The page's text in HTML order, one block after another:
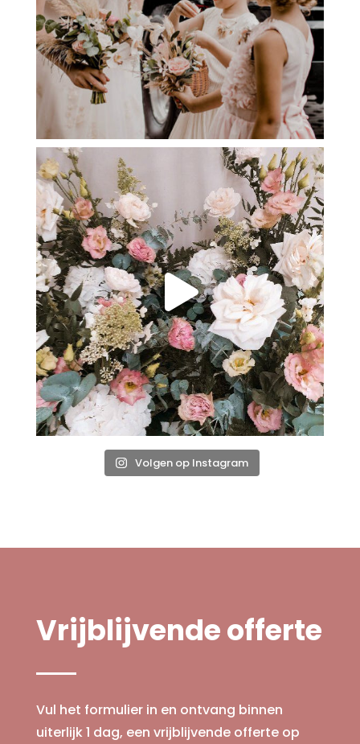
Volgen op Instagram
Vrijblijvende offerte
Vul het formulier in en ontvang binnen
uiterlijk 1 dag, een vrijblijvende offerte op